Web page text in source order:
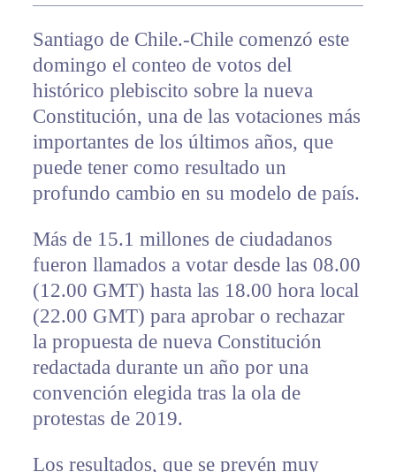
Santiago de Chile.-Chile comenzó este
domingo el conteo de votos del
histórico plebiscito sobre la nueva
Constitución, una de las votaciones más
importantes de los últimos años, que
puede tener como resultado un
profundo cambio en su modelo de país.
Más de 15.1 millones de ciudadanos
fueron llamados a votar desde las 08.00
(12.00 GMT) hasta las 18.00 hora local
(22.00 GMT) para aprobar o rechazar
la propuesta de nueva Constitución
redactada durante un año por una
convención elegida tras la ola de
protestas de 2019.
Los resultados, que se prevén muy